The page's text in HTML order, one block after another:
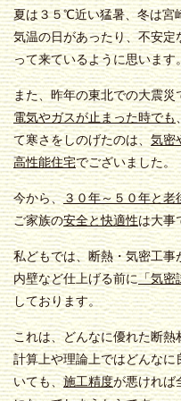
夏は３５℃近い猛暑、冬は宮
気温の日があったり、不安定
って来ているように思います
また、昨年の東北での大震災
電気やガスが止まった時でも
て寒さをしのげたのは、気密
高性能住宅でございました。
今から、３０年～５０年と老
ご家族の安全と快適性は大事
私どもでは、断熱・気密工事
内壁など仕上げる前に「気密
しております。
これは、どんなに優れた断熱
計算上や理論上ではどんなに
いても、施工精度が悪ければ